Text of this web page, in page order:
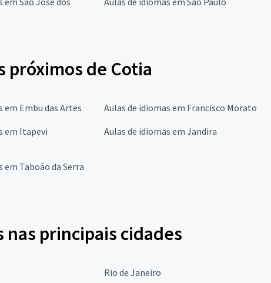
próximos de Cotia
em Embu das Artes Aulas de idiomas em Francisco Morato
em Itapevi Aulas de idiomas em Jandira
em Taboão da Serra
principais cidades
Rio de Janeiro